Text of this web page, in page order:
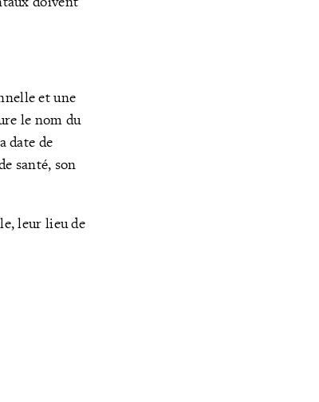
et une
le nom du
date de
santé, son
leur lieu de